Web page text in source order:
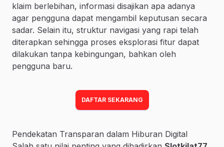
klaim berlebihan, informasi disajikan apa adanya
agar pengguna dapat mengambil keputusan secara
sadar. Selain itu, struktur navigasi yang rapi telah
diterapkan sehingga proses eksplorasi fitur dapat
dilakukan tanpa kebingungan, bahkan oleh
pengguna baru.
DAFTAR SEKARANG
Pendekatan Transparan dalam Hiburan Digital